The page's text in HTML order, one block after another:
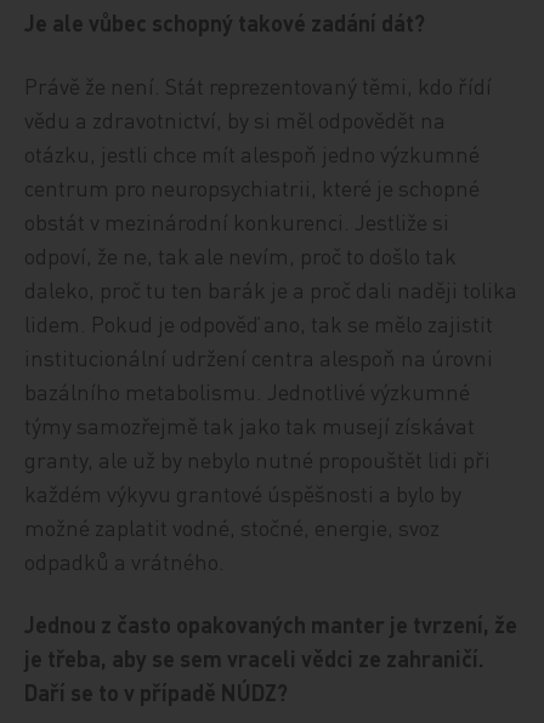
Je ale vůbec schopný takové zadání dát?
Právě že není. Stát reprezentovaný těmi, kdo řídí
vědu a zdravotnictví, by si měl odpovědět na
otázku, jestli chce mít alespoň jedno výzkumné
centrum pro neuropsychiatrii, které je schopné
obstát v mezinárodní konkurenci. Jestliže si
odpoví, že ne, tak ale nevím, proč to došlo tak
daleko, proč tu ten barák je a proč dali naději tolika
lidem. Pokud je odpověď ano, tak se mělo zajistit
institucionální udržení centra alespoň na úrovni
bazálního metabolismu. Jednotlivé výzkumné
týmy samozřejmě tak jako tak musejí získávat
granty, ale už by nebylo nutné propouštět lidi při
každém výkyvu grantové úspěšnosti a bylo by
možné zaplatit vodné, stočné, energie, svoz
odpadků a vrátného.
Jednou z často opakovaných manter je tvrzení, že
je třeba, aby se sem vraceli vědci ze zahraničí.
Daří se to v případě NÚDZ?